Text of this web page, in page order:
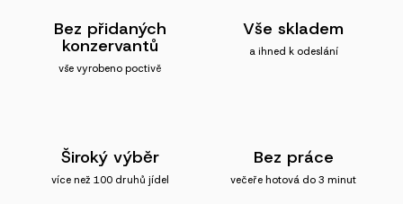
Bez přidaných
konzervantů
vše vyrobeno poctivě
Vše skladem
a ihned k odeslání
Široký výběr
více než 100 druhů jídel
Bez práce
večeře hotová do 3 minut